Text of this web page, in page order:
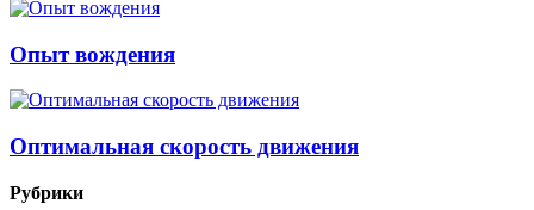
Опыт вождения
Оптимальная скорость движения
Рубрики